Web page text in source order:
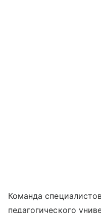
Команда
педагогического